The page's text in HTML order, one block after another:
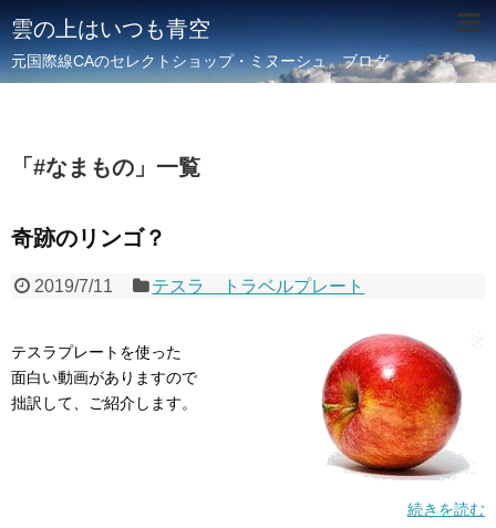
雲の上はいつも青空
元国際線CAのセレクトショップ・ミヌーシュ ブログ
「 #なまもの 」 一覧
奇跡のリンゴ？
2019/7/11 テスラ トラベルプレート
テスラプレートを使った
面白い動画がありますので
拙訳して、ご紹介します。
続きを読む